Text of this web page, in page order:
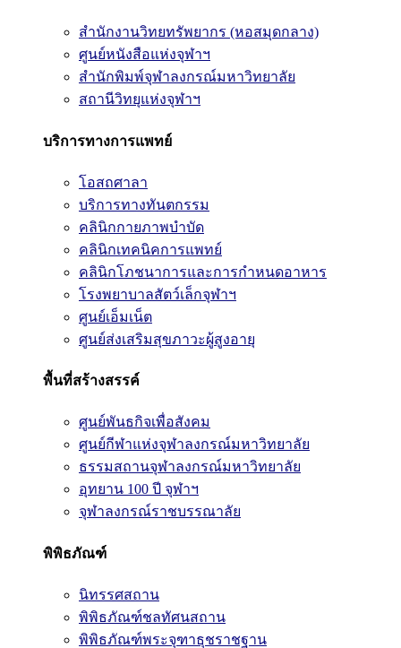
สำนักงานวิทยทรัพยากร (หอสมุดกลาง)
ศูนย์หนังสือแห่งจุฬาฯ
สำนักพิมพ์จุฬาลงกรณ์มหาวิทยาลัย
สถานีวิทยุแห่งจุฬาฯ
บริการทางการแพทย์
โอสถศาลา
บริการทางทันตกรรม
คลินิกกายภาพบำบัด
คลินิกเทคนิคการแพทย์
คลินิกโภชนาการและการกำหนดอาหาร
โรงพยาบาลสัตว์เล็กจุฬาฯ
ศูนย์เอ็มเน็ต
ศูนย์ส่งเสริมสุขภาวะผู้สูงอายุ
พื้นที่สร้างสรรค์
ศูนย์พันธกิจเพื่อสังคม
ศูนย์กีฬาแห่งจุฬาลงกรณ์มหาวิทยาลัย
ธรรมสถานจุฬาลงกรณ์มหาวิทยาลัย
อุทยาน 100 ปี จุฬาฯ
จุฬาลงกรณ์ราชบรรณาลัย
พิพิธภัณฑ์
นิทรรศสถาน
พิพิธภัณฑ์ชลทัศนสถาน
พิพิธภัณฑ์พระจุฑาธุชราชฐาน